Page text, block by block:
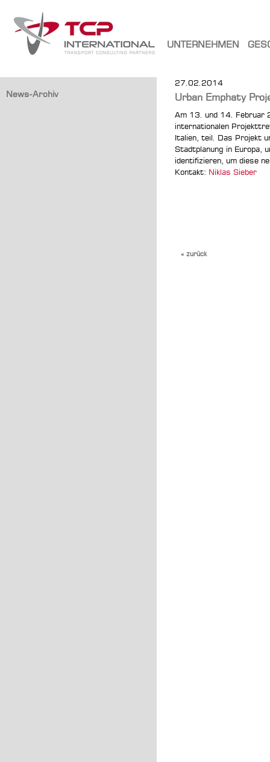
UNTERNEHMEN
News-Archiv
27.02.2014
Urban Emphaty
Am 13. und 14. Februar
internationalen
Italien, teil. Das Projekt
Stadtplanung in Europa,
identifizieren, um diese
Kontakt: Niklas Sieber
« zurück